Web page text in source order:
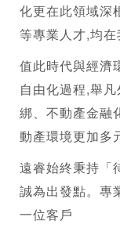
化更在此領域深
等專業人才,均在
值此時代與經濟
自由化過程,舉
綁、不動產金融
動產環境更加多
遠睿始終秉持「
誠為出發點。專
一位客戶